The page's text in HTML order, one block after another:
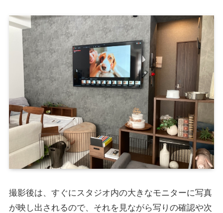
撮影後は、すぐにスタジオ内の大きなモニターに写真
が映し出されるので、それを見ながら写りの確認や次